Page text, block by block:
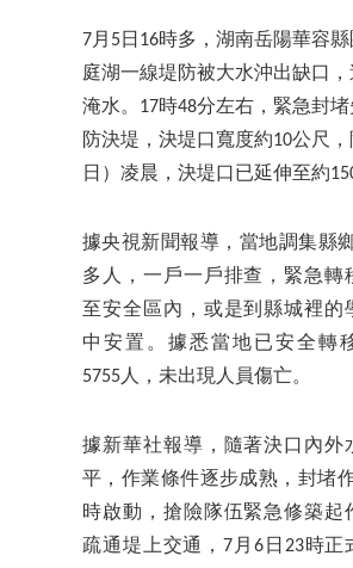
7月5日16時多，湖南岳陽華容縣
庭湖一線堤防被大水沖出缺口，
淹水。17時48分左右，緊急封
防決堤，決堤口寬度約10公尺
日）凌晨，決堤口已延伸至約
據央視新聞報導，當地調集縣
多人，一戶一戶排查，緊急轉
至安全區內，或是到縣城裡的
中安置。據悉當地已安全轉
5755人，未出現人員傷亡。
據新華社報導，隨著決口內外
平，作業條件逐步成熟，封堵
時啟動，搶險隊伍緊急修築起
疏通堤上交通，7月6日23時正